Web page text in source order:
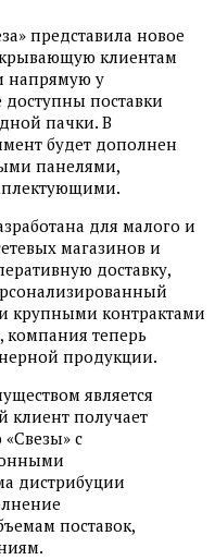
представила новое
клиентам
напрямую у
поставки
пачки. В
будет дополнен
панелями,
для малого и
магазинов и
доставку,
крупными контрактами
теперь
продукции.
является
клиент получает
с
дистрибуции
поставок,